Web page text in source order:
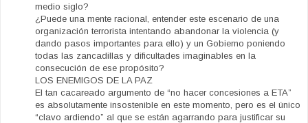
medio siglo?
¿Puede una mente racional, entender este escenario de una
organización terrorista intentando abandonar la violencia (y
dando pasos importantes para ello) y un Gobierno poniendo
todas las zancadillas y dificultades imaginables en la
consecución de ese propósito?
LOS ENEMIGOS DE LA PAZ
El tan cacareado argumento de “no hacer concesiones a ETA”
es absolutamente insostenible en este momento, pero es el único
“clavo ardiendo” al que se están agarrando para justificar su